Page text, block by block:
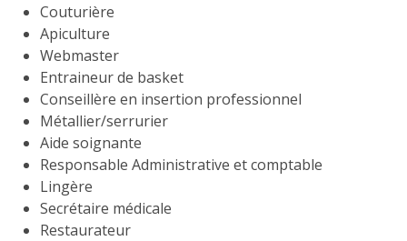
Couturière
Apiculture
Webmaster
Entraineur de basket
Conseillère en insertion professionnel
Métallier/serrurier
Aide soignante
Responsable Administrative et comptable
Lingère
Secrétaire médicale
Restaurateur